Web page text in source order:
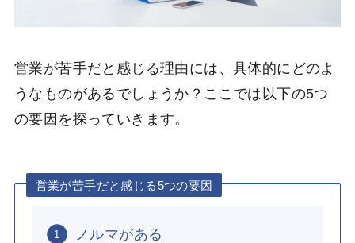
営業が苦手だと感じる理由には、具体的にどのよ
うなものがあるでしょうか？ここでは以下の5つ
の要因を探っていきます。
営業が苦手だと感じる5つの要因
ノルマがある